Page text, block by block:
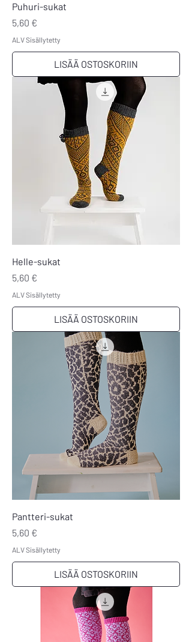
Puhuri-sukat
Hinta
5,60 €
ALV Sisällytetty
LISÄÄ OSTOSKORIIN
Helle-sukat
Hinta
5,60 €
ALV Sisällytetty
LISÄÄ OSTOSKORIIN
Pantteri-sukat
Hinta
5,60 €
ALV Sisällytetty
LISÄÄ OSTOSKORIIN